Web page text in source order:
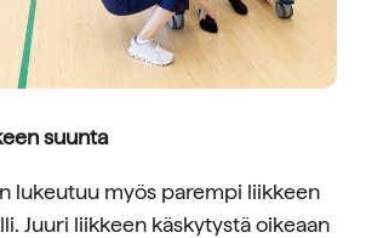
suunta
lukeutuu myös parempi liikkeen
Juuri liikkeen käskytystä oikeaan